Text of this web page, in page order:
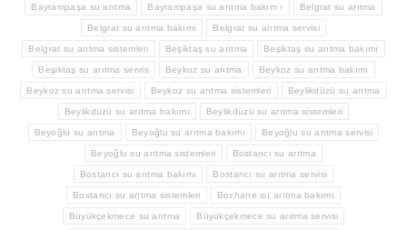
Bayrampaşa su arıtma Bayrampaşa su arıtma bakım ı Belgrat su arıtma
Belgrat su arıtma bakımı Belgrat su arıtma servisi
Belgrat su arıtma sistemleri Beşiktaş su arıtma Beşiktaş su arıtma bakımı
Beşiktaş su arıtma servis Beykoz su arıtma Beykoz su arıtma bakımı
Beykoz su arıtma servisi Beykoz su arıtma sistemleri Beylikdüzü su arıtma
Beylikdüzü su arıtma bakımı Beylikdüzü su arıtma sistemleri
Beyoğlu su arıtma Beyoğlu su arıtma bakımı Beyoğlu su arıtma servisi
Beyoğlu su arıtma sistemleri Bostancı su arıtma
Bostancı su arıtma bakımı Bostancı su arıtma servisi
Bostancı su arıtma sistemleri Bozhane su arıtma bakımı
Büyükçekmece su arıtma Büyükçekmece su arıtma servisi